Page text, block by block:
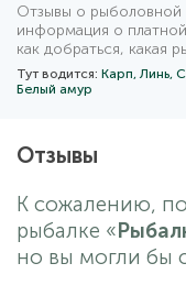
Отзывы о рыболовной
информация о
как добраться, какая
1000 похожих
фильтром для поиска.
Тут водится: Карп,Линь,
Белый амур
Отзывы
К сожалению,
рыбалке «
но вы могли бы